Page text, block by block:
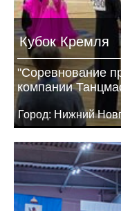
Кубок Кремля
"Соревнование
компании
Город: Нижний